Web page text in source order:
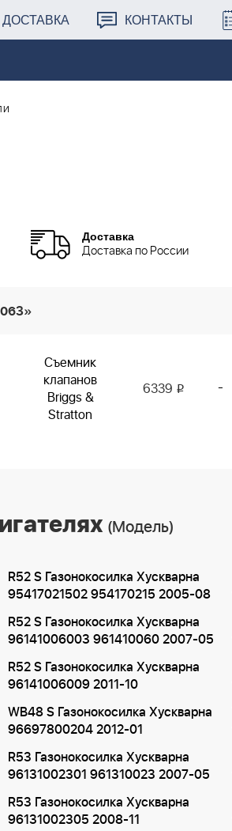
ДОСТАВКА КОНТАКТЫ
Доставка
Доставка по России
Съемник
клапанов
Briggs &
Stratton
6339 i -
(Модель)
R52 S Газонокосилка Хускварна
95417021502 954170215 2005-08
R52 S Газонокосилка Хускварна
96141006003 961410060 2007-05
R52 S Газонокосилка Хускварна
96141006009 2011-10
WB48 S Газонокосилка Хускварна
96697800204 2012-01
R53 Газонокосилка Хускварна
96131002301 961310023 2007-05
R53 Газонокосилка Хускварна
96131002305 2008-11